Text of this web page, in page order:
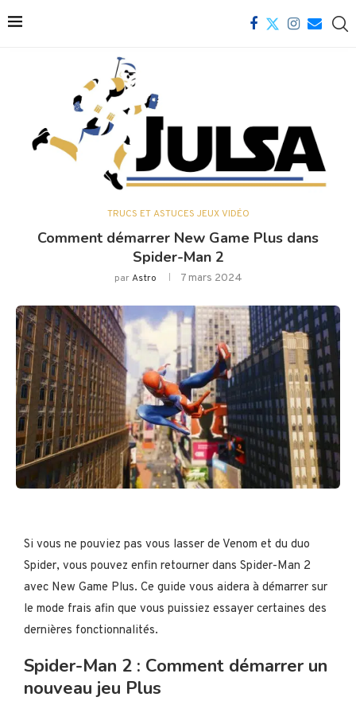
TRUCS ET ASTUCES JEUX VIDÉO
Comment démarrer New Game Plus dans
Spider-Man 2
parAstro 7 mars 2024
Si vous ne pouviez pas vous lasser de Venom et du duo
Spider, vous pouvez enfin retourner dans Spider-Man 2
avec New Game Plus. Ce guide vous aidera à démarrer sur
le mode frais afin que vous puissiez essayer certaines des
dernières fonctionnalités.
Spider-Man 2 : Comment démarrer un
nouveau jeu Plus